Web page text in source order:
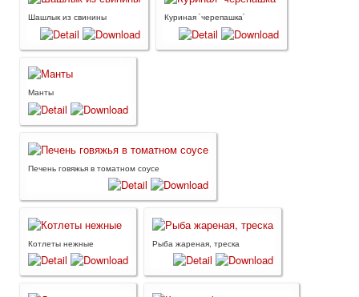
Шашлык из свинины Куриная `черепашка`
Манты
Печень говяжья в томатном соусе
Котлеты нежные Рыба жареная, треска